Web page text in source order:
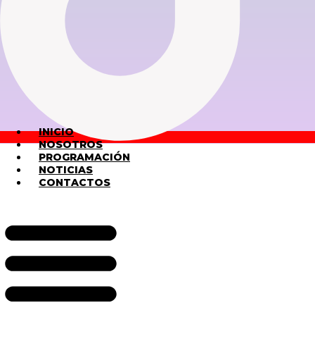
INICIO
NOSOTROS
PROGRAMACIÓN
NOTICIAS
CONTACTOS